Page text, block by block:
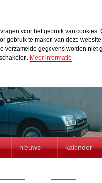
voor het gebruik van
gebruik te maken van deze
verzamelde gegevens worden
Meer informatie
nieuws kalender